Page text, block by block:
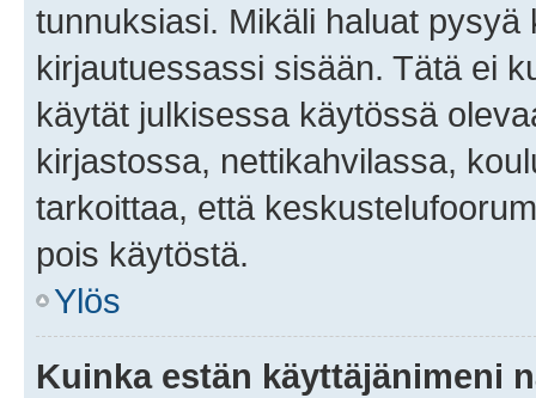
tunnuksiasi. Mikäli haluat
kirjautuessassi sisään. Tätä ei
käytät julkisessa käytössä
kirjastossa, nettikahvilassa,
tarkoittaa, että
pois käytöstä.
Ylös
Kuinka estän käyttäjänimeni